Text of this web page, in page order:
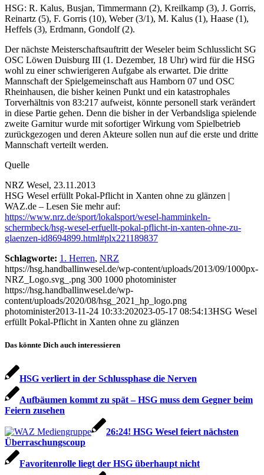
HSG: R. Kalus, Busjan, Timmermann (2), Kreilkamp (3), J. Gorris,
Reinartz (5), F. Gorris (10), Weber (3/1), M. Kalus (1), Haase (1),
Heffels (3), Erdmann, Gondolf (2).
Der nächste Meisterschaftsauftritt der Weseler beim Schlusslicht SG
OSC Löwen Duisburg III (1. Dezember, 18 Uhr) wird für die HSG
wohl zu einer schwierigeren Aufgabe als erwartet. Die dritte
Mannschaft der Spielgemeinschaft aus Hamborn 07 und OSC
Rheinhausen, die bisher keinen Punkt und ein katastrophales
Torverhältnis von 83:217 aufweist, könnte personell stark verändert
in diese Partie gehen. Denn die bisher in der Verbandsliga spielende
zweite Garnitur wurde mit sofortiger Wirkung vom Spielbetrieb
zurückgezogen und deren Akteure sollen nun auf die erste und dritte
Mannschaft verteilt werden.
Quelle
NRZ Wesel, 23.11.2013
HSG Wesel erfüllt Pokal-Pflicht in Xanten ohne zu glänzen |
WAZ.de – Lesen Sie mehr auf:
https://www.nrz.de/sport/lokalsport/wesel-hamminkeln-
schermbeck/hsg-wesel-erfuellt-pokal-pflicht-in-xanten-ohne-zu-
glaenzen-id8694899.html#plx221189837
Schlagworte: 1. Herren, NRZ
https://hsg.handballinwesel.de/wp-content/uploads/2013/09/1000px-
NRZ_Logo.svg_.png 300 1000 photominister
https://hsg.handballinwesel.de/wp-
content/uploads/2020/08/hsg_2021_hp_logo.png
photominister2013-11-24 10:33:202023-05-17 08:54:13HSG Wesel
erfüllt Pokal-Pflicht in Xanten ohne zu glänzen
Das könnte Dich auch interessieren
HSG verliert in der Schlussphase die Nerven
Aufbäumen kommt zu spät – HSG muss dem Gegner beim
Feiern zusehen
26:24! HSG Wesel feiert nächsten
Überraschungscoup
Favoritenrolle liegt der HSG überhaupt nicht